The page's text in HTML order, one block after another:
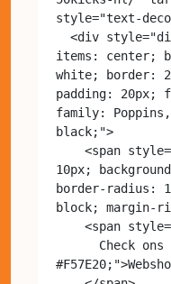
style="text-
items: center;
white; border:
padding: 20px;
family:
black;">
10px;
border-radius:
block; margin-